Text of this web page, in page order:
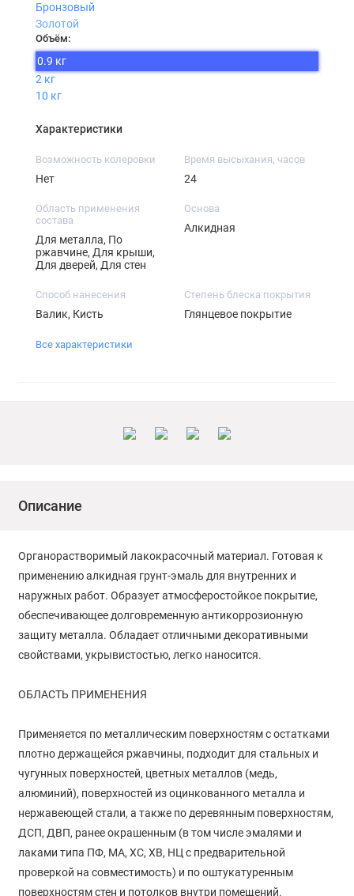
Бронзовый
Золотой
Объём:
0.9 кг
2 кг
10 кг
Характеристики
Возможность колеровки
Нет
Время высыхания, часов
24
Область применения
состава
Для металла, По
ржавчине, Для крыши,
Для дверей, Для стен
Основа
Алкидная
Способ нанесения
Валик, Кисть
Степень блеска покрытия
Глянцевое покрытие
Все характеристики
Описание
Органорастворимый лакокрасочный материал. Готовая к
применению алкидная грунт-эмаль для внутренних и
наружных работ. Образует атмосферостойкое покрытие,
обеспечивающее долговременную антикоррозионную
защиту металла. Обладает отличными декоративными
свойствами, укрывистостью, легко наносится.
ОБЛАСТЬ ПРИМЕНЕНИЯ
Применяется по металлическим поверхностям с остатками
плотно держащейся ржавчины, подходит для стальных и
чугунных поверхностей, цветных металлов (медь,
алюминий), поверхностей из оцинкованного металла и
нержавеющей стали, а также по деревянным поверхностям,
ДСП, ДВП, ранее окрашенным (в том числе эмалями и
лаками типа ПФ, МА, ХС, ХВ, НЦ с предварительной
проверкой на совместимость) и по оштукатуренным
поверхностям стен и потолков внутри помещений.